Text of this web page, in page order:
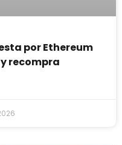
por Ethereum
recompra